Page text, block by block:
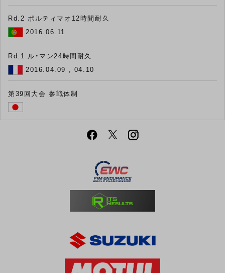
Rd.2 ポルティマオ12時間耐久
2016.06.11
Rd.1 ル・マン24時間耐久
2016.04.09 , 04.10
第39回大会 参戦体制